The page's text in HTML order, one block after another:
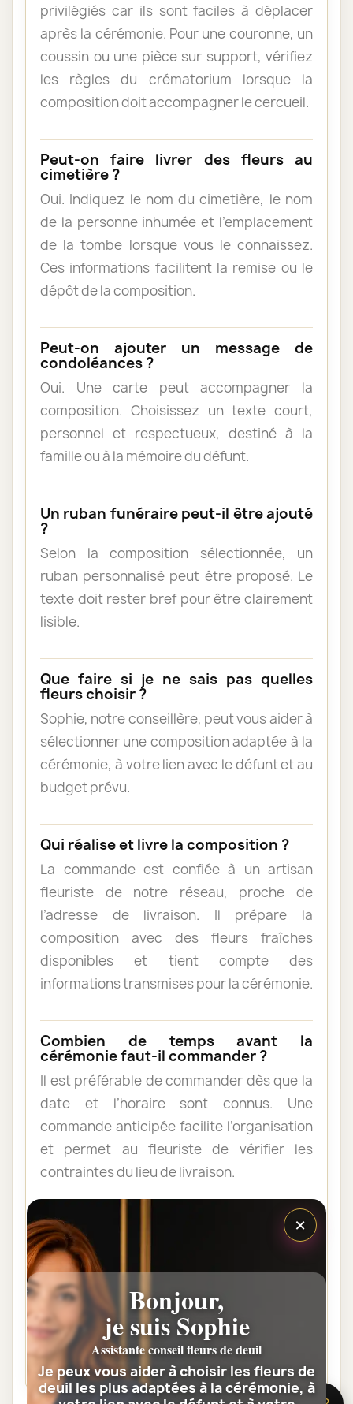
privilégiés car ils sont faciles à déplacer
après la cérémonie. Pour une couronne, un
coussin ou une pièce sur support, vérifiez
les règles du crématorium lorsque la
composition doit accompagner le cercueil.
Peut-on faire livrer des fleurs au
cimetière ?
Oui. Indiquez le nom du cimetière, le nom
de la personne inhumée et l’emplacement
de la tombe lorsque vous le connaissez.
Ces informations facilitent la remise ou le
dépôt de la composition.
Peut-on ajouter un message de
condoléances ?
Oui. Une carte peut accompagner la
composition. Choisissez un texte court,
personnel et respectueux, destiné à la
famille ou à la mémoire du défunt.
Un ruban funéraire peut-il être ajouté
?
Selon la composition sélectionnée, un
ruban personnalisé peut être proposé. Le
texte doit rester bref pour être clairement
lisible.
Que faire si je ne sais pas quelles
fleurs choisir ?
Sophie, notre conseillère, peut vous aider à
sélectionner une composition adaptée à la
cérémonie, à votre lien avec le défunt et au
budget prévu.
Qui réalise et livre la composition ?
La commande est confiée à un artisan
fleuriste de notre réseau, proche de
l’adresse de livraison. Il prépare la
composition avec des fleurs fraîches
disponibles et tient compte des
informations transmises pour la cérémonie.
Combien de temps avant la
cérémonie faut-il commander ?
Il est préférable de commander dès que la
date et l’horaire sont connus. Une
commande anticipée facilite l’organisation
et permet au fleuriste de vérifier les
contraintes du lieu de livraison.
Les fleurs peuvent-elles être livrées
au domicile de la famille ?
Oui. Une composition de condoléances
peut être livrée au domicile avant ou après
la cérémonie. Vérifiez simplement que
quelqu’un pourra réceptionner les fleurs.
×
Bonjour,
je suis Sophie
Assistante conseil fleurs de deuil
Je peux vous aider à choisir les fleurs de
deuil les plus adaptées à la cérémonie, à